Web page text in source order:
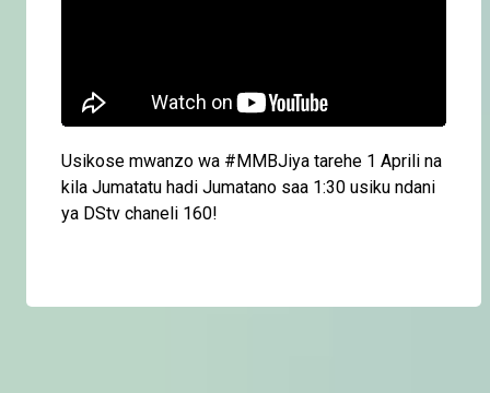
Usikose mwanzo wa #MMBJiya tarehe 1 Aprili na
kila Jumatatu hadi Jumatano saa 1:30 usiku ndani
ya DStv chaneli 160!